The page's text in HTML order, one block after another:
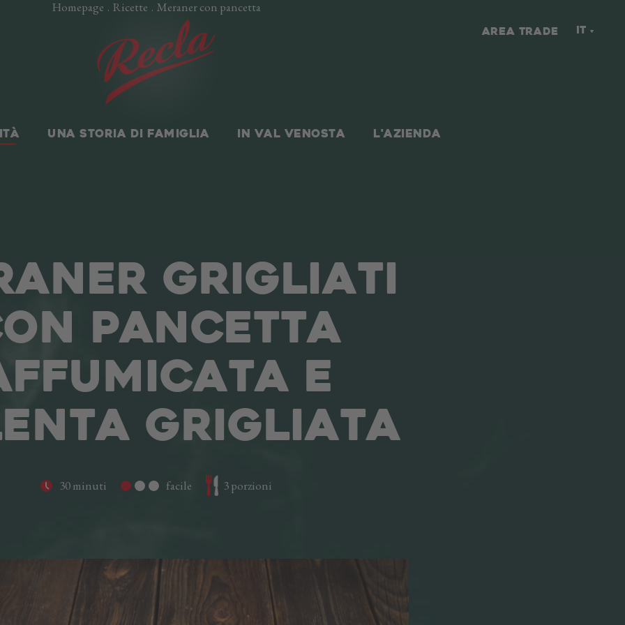
Homepage . Ricette . Meraner con pancetta
AREA TRADE IT
UNA STORIA DI FAMIGLIA IN VAL VENOSTA L'AZIENDA
GRIGLIATI
PANCETTA
E
GRIGLIATA
30 minuti facile 3 porzioni